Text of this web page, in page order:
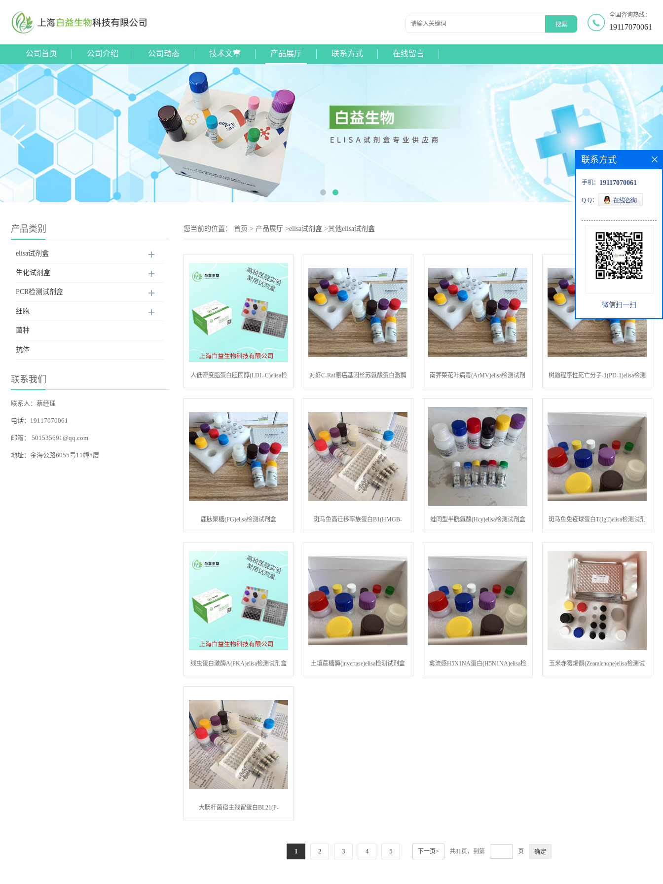
全国咨询热线：
19117070061
公司首页 公司介绍 公司动态 技术文章 产品展厅 联系方式 在线留言
产品类别
elisa试剂盒
生化试剂盒
PCR检测试剂盒
细胞
菌种
抗体
联系我们
联系人：蔡经理
电话：19117070061
邮箱： 501535691@qq.com
地址：金海公路6055号11幢5层
您当前的位置： 首页 > 产品展厅 >elisa试剂盒 >其他elisa试剂盒
人低密度脂蛋白胆固醇(LDL-C)elisa检
测试剂盒
对虾C-Raf原癌基因丝苏氨酸蛋白激酶
(CRAF)elisa检测试剂盒
南荠菜花叶病毒(ArMV)elisa检测试剂
盒
树鼩程序性死亡分子-1(PD-1)elisa检测
试剂盒
鹿肽聚糖(PG)elisa检测试剂盒 斑马鱼高迁移率族蛋白B1(HMGB-
1)elisa检测试剂盒
蛙同型半胱氨酸(Hcy)elisa检测试剂盒 斑马鱼免疫球蛋白T(IgT)elisa检测试剂
盒
线虫蛋白激酶A(PKA)elisa检测试剂盒 土壤蔗糖酶(invertase)elisa检测试剂盒 禽流感H5N1NA蛋白(H5N1NA)elisa检
测试剂盒
玉米赤霉烯酮(Zearalenone)elisa检测试
剂盒
大肠杆菌宿主残留蛋白BL21(P-
DE3)elisa检测试剂盒
1 2 3 4 5 下一页> 共81页，到第 页
联系方式
手机： 19117070061
Q Q：
微信扫一扫